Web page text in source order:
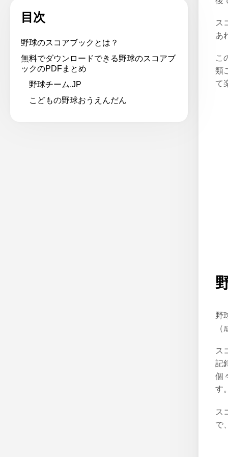
目次
野球のスコアブックとは？
無料でダウンロードできる野球のスコアブ
ックのPDFまとめ
野球チーム.JP
こどもの野球おうえんだん
ス
あ
こ
類
て
野
ス
記
個
す
ス
で